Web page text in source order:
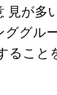
見が多
グル
ること